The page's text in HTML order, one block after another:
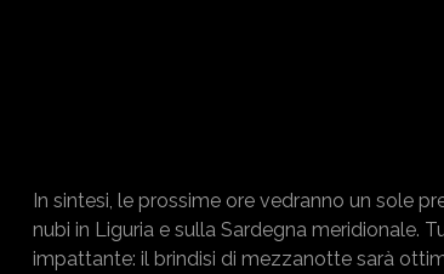
In sintesi, le prossime ore vedranno un sole
nubi in Liguria e sulla Sardegna meridionale.
impattante: il brindisi di mezzanotte sarà